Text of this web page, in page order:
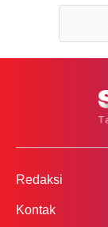
Redaksi
Kontak